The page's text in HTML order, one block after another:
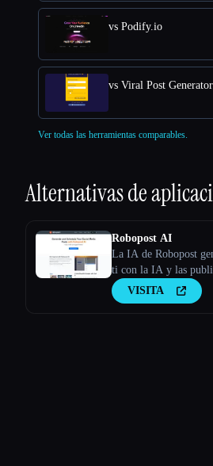
vs Podify.io
vs Viral Post Generator
Ver todas las herramientas comparables.
Alternativas de
Robopost AI
La IA de Robopost
ti con la IA y las
de redes sociales.
VISITA